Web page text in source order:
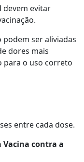
devem evitar
podem ser aliviadas
dores mais
para o uso correto
entre cada dose.
Vacina contra a